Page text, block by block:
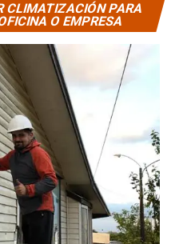
CLIMATIZACIÓN PARA
O EMPRESA